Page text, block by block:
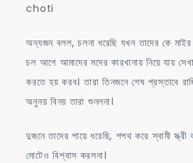
choti
অন্যজন বলল, চলনা ধরেছি যখন তাদের কে
চল আগে আমাদের মদের কারখানায় নিয়ে যায়
করতে হয় করব। তারা তিনজনে শেষ প্রস্তাবে
অনুনয় বিনয় তারা শুনলনা।
দুজনে তাদের পায়ে ধরেছি, শপথ করে স্বামী
মোটেও বিশ্বাস করলনা।